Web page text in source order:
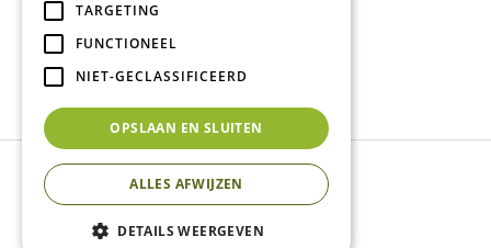
Kamerplanten
Moestuin
Boeketten
Tuincentrum Interflower
Tuincentrum Overzicht
TARGETING
FUNCTIONEEL
NIET-GECLASSIFICEERD
OPSLAAN EN SLUITEN
ALLES AFWIJZEN
DETAILS WEERGEVEN